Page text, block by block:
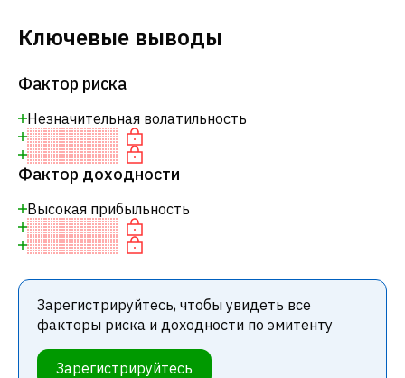
Ключевые выводы
Фактор риска
Незначительная волатильность
Фактор доходности
Высокая прибыльность
Зарегистрируйтесь, чтобы увидеть все
факторы риска и доходности по эмитенту
Зарегистрируйтесь